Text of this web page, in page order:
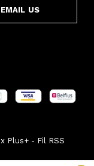
EMAIL US
x Plus+ - Fil RSS